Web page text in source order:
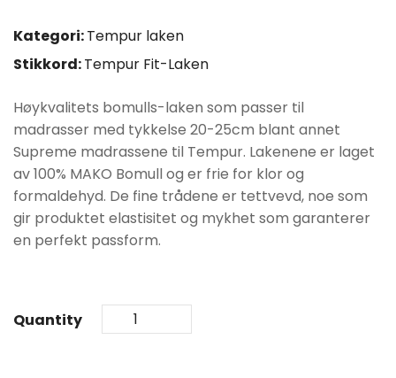
pris
var:
kr899.
pris
er:
kr719.
Kategori:Tempur laken
Stikkord:Tempur Fit-Laken
Høykvalitets bomulls-laken som passer til
madrasser med tykkelse 20-25cm blant annet
Supreme madrassene til Tempur. Lakenene er laget
av 100% MAKO Bomull og er frie for klor og
formaldehyd. De fine trådene er tettvevd, noe som
gir produktet elastisitet og mykhet som garanterer
en perfekt passform.
Quantity